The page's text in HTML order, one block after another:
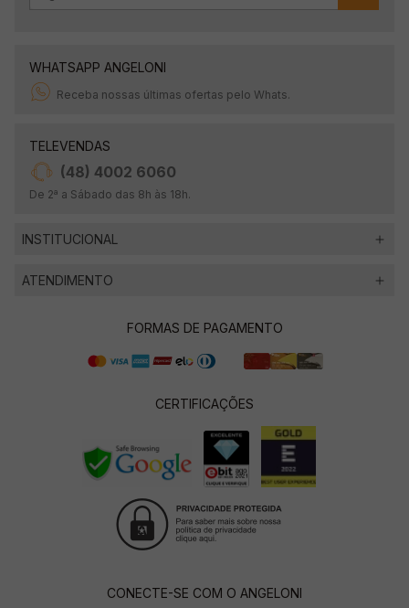
WHATSAPP ANGELONI
Receba nossas últimas ofertas pelo Whats.
TELEVENDAS
(48) 4002 6060
De 2ª a Sábado das 8h às 18h.
INSTITUCIONAL
ATENDIMENTO
FORMAS DE PAGAMENTO
CERTIFICAÇÕES
CONECTE-SE COM O ANGELONI